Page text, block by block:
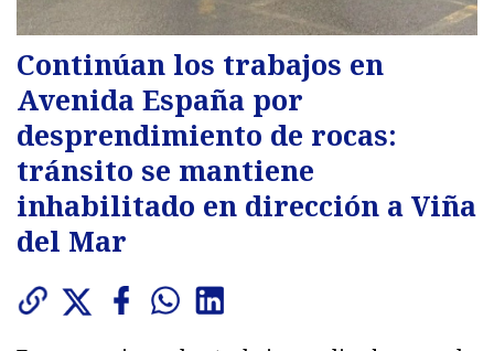
Continúan los trabajos en
Avenida España por
desprendimiento de rocas:
tránsito se mantiene
inhabilitado en dirección a Viña
del Mar